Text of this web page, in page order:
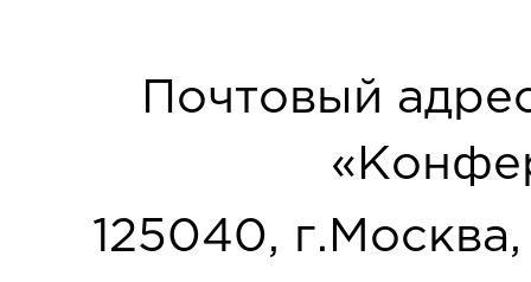
Почтовый
125040, г.Москва,